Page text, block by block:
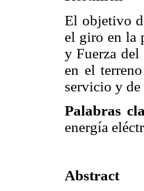
El objetivo
el giro en la
y Fuerza del
en el
servicio y
Palabras
energía
Abstract